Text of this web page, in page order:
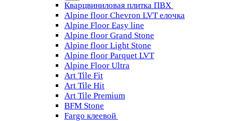
Кварцвиниловая плитка ПВХ
Alpine floor Chevron LVT елочка
Alpine Floor Easy line
Alpine floor Grand Stone
Alpine floor Light Stone
Alpine floor Parquet LVT
Alpine Floor Ultra
Art Tile Fit
Art Tile Hit
Art Tile Premium
BFM Stone
Fargo клеевой